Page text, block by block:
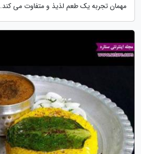
مهمان تجربه یک طعم لذیذ و متفاوت می کند.